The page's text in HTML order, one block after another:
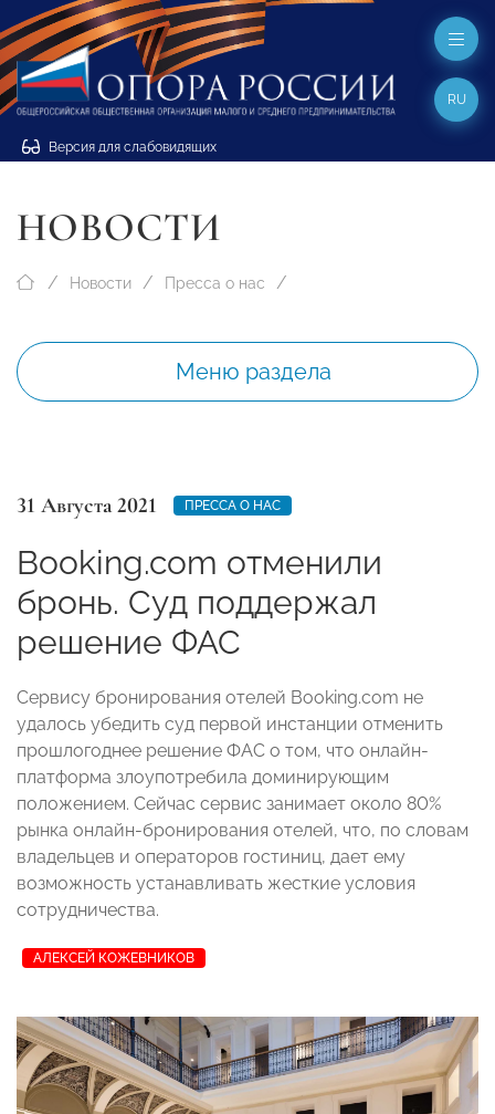
Версия для слабовидящих
RU
НОВОСТИ
Новости Пресса о нас
Меню раздела
31 Августа 2021 ПРЕССА О НАС
Booking.com отменили
бронь. Суд поддержал
решение ФАС
Сервису бронирования отелей Booking.com не
удалось убедить суд первой инстанции отменить
прошлогоднее решение ФАС о том, что онлайн-
платформа злоупотребила доминирующим
положением. Сейчас сервис занимает около 80%
рынка онлайн-бронирования отелей, что, по словам
владельцев и операторов гостиниц, дает ему
возможность устанавливать жесткие условия
сотрудничества.
АЛЕКСЕЙ КОЖЕВНИКОВ